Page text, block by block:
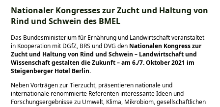
Nationaler Kongresses zur Zucht und Haltung von
Rind und Schwein des BMEL
Das Bundesministerium für Ernährung und Landwirtschaft veranstaltet
in Kooperation mit DGfZ, BRS und DVG den Nationalen Kongress zur
Zucht und Haltung von Rind und Schwein – Landwirtschaft und
Wissenschaft gestalten die Zukunft – am 6./7. Oktober 2021 im
Steigenberger Hotel Berlin.
Neben Vorträgen zur Tierzucht, präsentieren nationale und
internationale renommierte Referenten interessante Ideen und
Forschungsergebnisse zu Umwelt, Klima, Mikrobiom, gesellschaftlichen